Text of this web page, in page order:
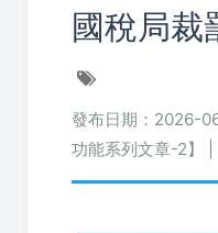
國稅局裁
發布日期：2026-
功能系列文章-2】 |